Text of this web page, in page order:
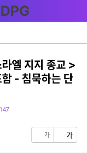
엘 지지 종교 >
- 침묵하는 단
읽
147
가 가